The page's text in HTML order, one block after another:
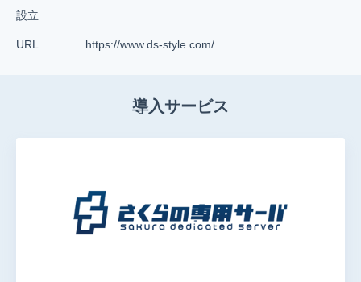
設立
URL https://www.ds-style.com/
導入サービス